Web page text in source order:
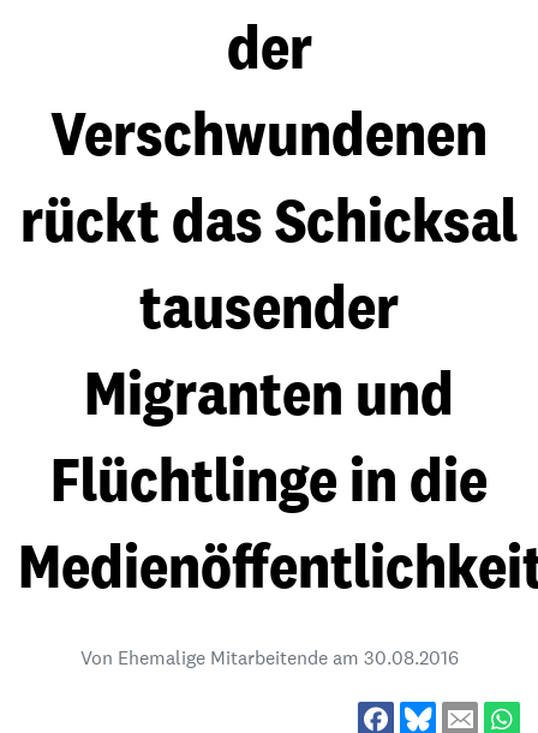
der
Verschwundenen
rückt das Schicksal
tausender
Migranten und
Flüchtlinge in die
Von Ehemalige Mitarbeitende am 30.08.2016